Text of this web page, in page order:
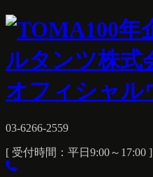
03-6266-2559
[ 受付時間：平日9:00～17:00 ]